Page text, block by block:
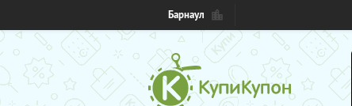
Барнаул